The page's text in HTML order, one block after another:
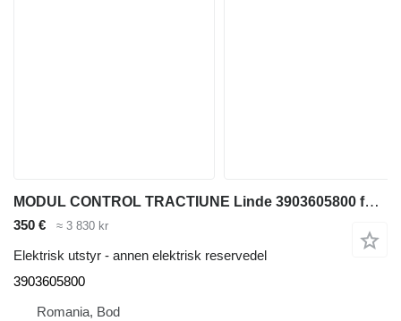
MODUL CONTROL TRACTIUNE Linde 3903605800 for stortruck
350 € ≈ 3 830 kr
Elektrisk utstyr - annen elektrisk reservedel
3903605800
Romania, Bod